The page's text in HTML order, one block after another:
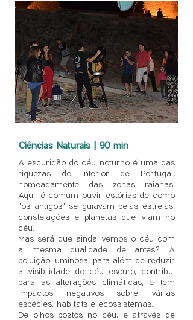
Ciências Naturais | 90 min
A escuridão do céu noturno é uma das
riquezas do interior de Portugal,
nomeadamente das zonas raianas.
Aqui, é comum ouvir estórias de como
"os antigos" se guiavam pelas estrelas,
constelações e planetas que viam no
céu.
Mas será que ainda vemos o céu com
a mesma qualidade de antes? A
poluição luminosa, para além de reduzir
a visibilidade do céu escuro, contribui
para as alterações climáticas, e tem
impactos negativos sobre várias
espécies, habitats e ecossistemas.
De olhos postos no céu, e através de